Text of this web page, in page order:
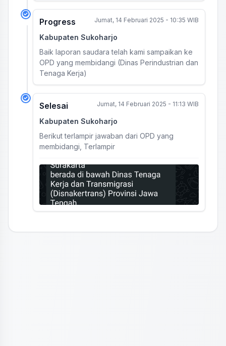
Progress Jumat, 14 Februari 2025 - 10:35 WIB
Kabupaten Sukoharjo
Baik laporan saudara telah kami sampaikan ke
OPD yang membidangi (Dinas Perindustrian dan
Tenaga Kerja)
Selesai Jumat, 14 Februari 2025 - 11:13 WIB
Kabupaten Sukoharjo
Berikut terlampir jawaban dari OPD yang
membidangi, Terlampir